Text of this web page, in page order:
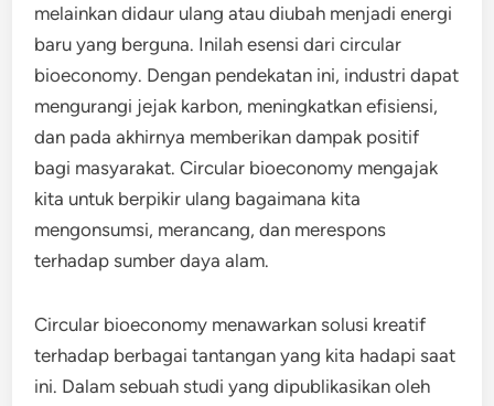
melainkan didaur ulang atau diubah menjadi energi
baru yang berguna. Inilah esensi dari circular
bioeconomy. Dengan pendekatan ini, industri dapat
mengurangi jejak karbon, meningkatkan efisiensi,
dan pada akhirnya memberikan dampak positif
bagi masyarakat. Circular bioeconomy mengajak
kita untuk berpikir ulang bagaimana kita
mengonsumsi, merancang, dan merespons
terhadap sumber daya alam.
Circular bioeconomy menawarkan solusi kreatif
terhadap berbagai tantangan yang kita hadapi saat
ini. Dalam sebuah studi yang dipublikasikan oleh